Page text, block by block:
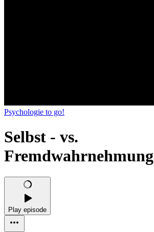
Psychologie to go!
Selbst - vs.
Fremdwahrnehmung
Play episode